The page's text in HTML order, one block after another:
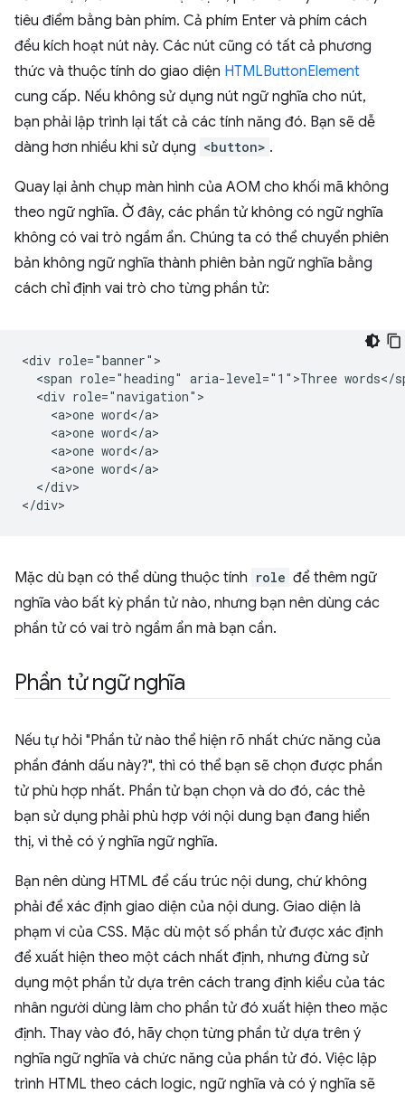
tiêu điểm bằng bàn phím. Cả phím Enter và phím cách
đều kích hoạt nút này. Các nút cũng có tất cả phương
thức và thuộc tính do giao diện HTMLButtonElement
cung cấp. Nếu không sử dụng nút ngữ nghĩa cho nút,
bạn phải lập trình lại tất cả các tính năng đó. Bạn sẽ dễ
dàng hơn nhiều khi sử dụng <button> .
Quay lại ảnh chụp màn hình của AOM cho khối mã không
theo ngữ nghĩa. Ở đây, các phần tử không có ngữ nghĩa
không có vai trò ngầm ẩn. Chúng ta có thể chuyển phiên
bản không ngữ nghĩa thành phiên bản ngữ nghĩa bằng
cách chỉ định vai trò cho từng phần tử:
<div role="banner">
<span role="heading" aria-level="1">Three words</
  <div role="navigation">
    <a>one word</a>
    <a>one word</a>
    <a>one word</a>
    <a>one word</a>
  </div>
Mặc dù bạn có thể dùng thuộc tính role để thêm ngữ
nghĩa vào bất kỳ phần tử nào, nhưng bạn nên dùng các
phần tử có vai trò ngầm ẩn mà bạn cần.
Phần tử ngữ nghĩa
Nếu tự hỏi "Phần tử nào thể hiện rõ nhất chức năng của
phần đánh dấu này?", thì có thể bạn sẽ chọn được phần
tử phù hợp nhất. Phần tử bạn chọn và do đó, các thẻ
bạn sử dụng phải phù hợp với nội dung bạn đang hiển
thị, vì thẻ có ý nghĩa ngữ nghĩa.
Bạn nên dùng HTML để cấu trúc nội dung, chứ không
phải để xác định giao diện của nội dung. Giao diện là
phạm vi của CSS. Mặc dù một số phần tử được xác định
để xuất hiện theo một cách nhất định, nhưng đừng sử
dụng một phần tử dựa trên cách trang định kiểu của tác
nhân người dùng làm cho phần tử đó xuất hiện theo mặc
định. Thay vào đó, hãy chọn từng phần tử dựa trên ý
nghĩa ngữ nghĩa và chức năng của phần tử đó. Việc lập
trình HTML theo cách logic, ngữ nghĩa và có ý nghĩa sẽ